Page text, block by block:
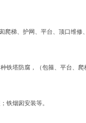
烟囱爬梯、护网、平台、顶
铁塔防腐，（包箍、平台、
；铁塔安装；铁烟囱安装等